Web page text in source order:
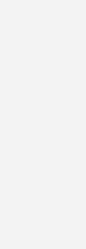
von uns
und
über
ist
finden Sie